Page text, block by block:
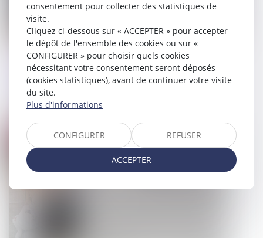
Crédit d'impôt recherche, le Conseil
d'État définit la notion de subvention
publique
09/08/2023
Droit pénal
consentement pour collecter des statistiques de
visite.
Cliquez ci-dessous sur « ACCEPTER » pour accepter
le dépôt de l'ensemble des cookies ou sur «
CONFIGURER » pour choisir quels cookies
nécessitant votre consentement seront déposés
(cookies statistiques), avant de continuer votre visite
du site.
Plus d'informations
CONFIGURER REFUSER
ACCEPTER